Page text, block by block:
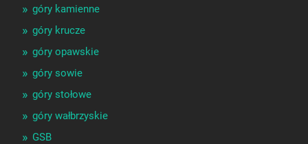
góry kamienne
góry krucze
góry opawskie
góry sowie
góry stołowe
góry wałbrzyskie
GSB